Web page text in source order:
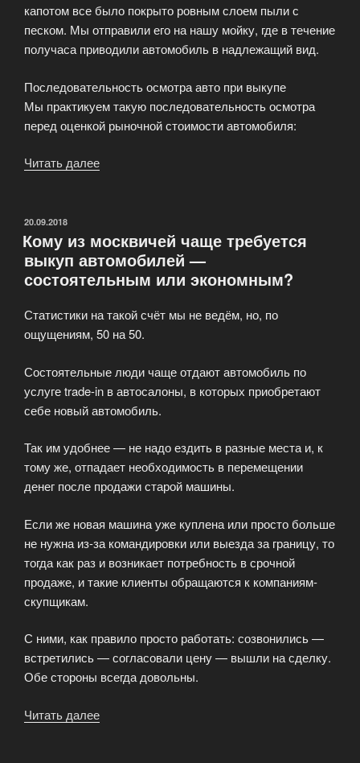
капотом все было покрыто ровным слоем пыли с
песком. Мы отправили его на нашу мойку, где в течение
получаса приводили автомобиль в надлежащий вид.
Последовательность осмотра авто при выкупе
Мы практикуем такую последовательность осмотра
перед оценкой рыночной стоимости автомобиля:
Читать далее
цены
выкупа
автомобиля»
ОПУБЛИКОВАНО
20.09.2018
Кому из москвичей чаще требуется
выкуп автомобилей —
состоятельным или экономным?
Статистики на такой счёт мы не ведём, но, по
ощущениям, 50 на 50.
Состоятельные люди чаще отдают автомобиль по
услуге trade-in в автосалоны, в которых приобретают
себе новый автомобиль.
Так им удобнее — не надо ездить в разные места и, к
тому же, отпадает необходимость в перемещении
денег после продажи старой машины.
Если же новая машина уже куплена или просто больше
не нужна из-за командировки или выезда за границу, то
тогда как раз и возникает потребность в срочной
продаже, и такие клиенты обращаются к компаниям-
скупщикам.
С ними, как правило просто работать: созвонились —
встретились — согласовали цену — вышли на сделку.
Обе стороны всегда довольны.
Читать далее